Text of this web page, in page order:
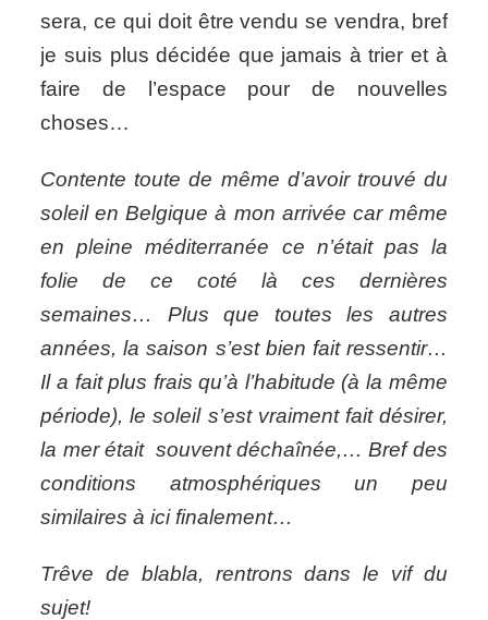
sera, ce qui doit être vendu se vendra, bref
je suis plus décidée que jamais à trier et à
faire de l’espace pour de nouvelles
choses…
Contente toute de même d’avoir trouvé du
soleil en Belgique à mon arrivée car même
en pleine méditerranée ce n’était pas la
folie de ce coté là ces dernières
semaines… Plus que toutes les autres
années, la saison s’est bien fait ressentir…
Il a fait plus frais qu’à l’habitude (à la même
période), le soleil s’est vraiment fait désirer,
la mer était souvent déchaînée,… Bref des
conditions atmosphériques un peu
similaires à ici finalement…
Trêve de blabla, rentrons dans le vif du
sujet!